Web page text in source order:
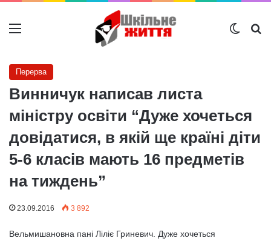
Меню
Перерва
Винничук написав листа
міністру освіти “Дуже хочеться
довідатися, в якій ще країні діти
5-6 класів мають 16 предметів
на тиждень”
23.09.2016 3 892
Вельмишановна пані Ліліє Гриневич. Дуже хочеться